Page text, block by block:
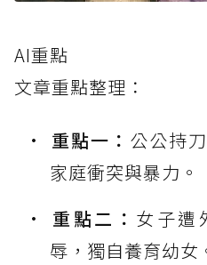
AI重點
文章重點整理：
重點一： 公公持
家庭衝突與暴力。
重點二： 女子遭
辱，獨自養育幼女